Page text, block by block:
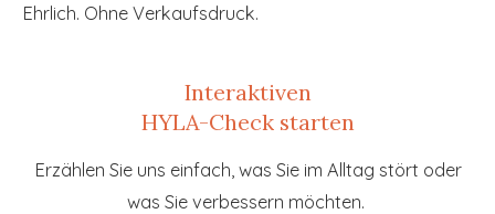
Ehrlich. Ohne Verkaufsdruck.
Interaktiven
HYLA-Check starten
Erzählen Sie uns einfach, was Sie im Alltag stört oder
was Sie verbessern möchten.